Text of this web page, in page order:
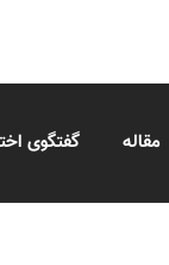
مقاله گفتگوی